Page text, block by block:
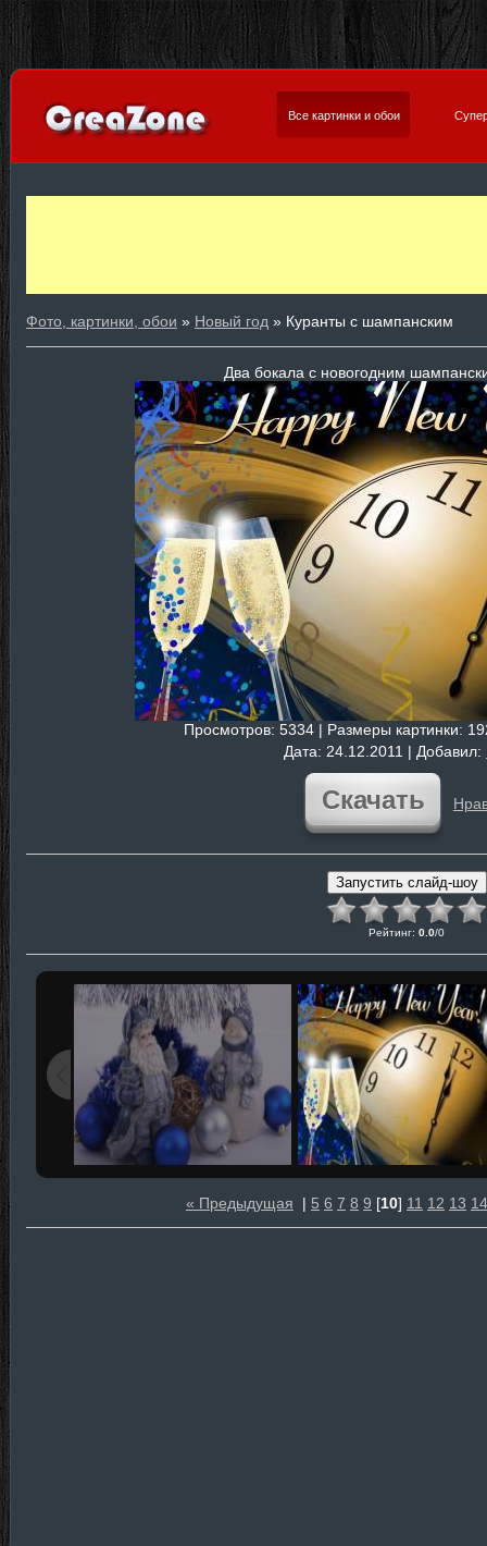
Все картинки и обои
Фото, картинки, обои » Новый год » Куранты с шампанским
Два бокала с новогодним
Просмотров: 5334 | Размеры картинки:
Дата: 24.12.2011 | Добавил:
Скачать
Рейтинг: 0.0/0
« Предыдущая | 5 6 7 8 9 [10] 11 12 13 14